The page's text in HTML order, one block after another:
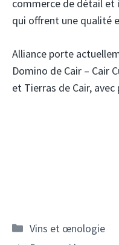
commerce de détail et
qui offrent une qualité
Alliance porte
Domino de Cair – Cair
et Tierras de Cair, avec
Catégories
Vins et œnologie